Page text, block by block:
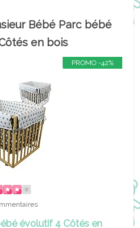
Bébé Parc bébé
en bois
PROMO -42%
évolutif 4 Côtés en